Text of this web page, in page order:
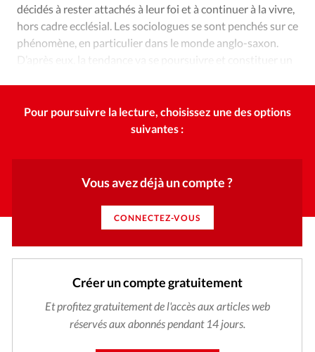
décidés à rester attachés à leur foi et à continuer à la vivre,
hors cadre ecclésial. Les sociologues se sont penchés sur ce
phénomène, en particulier dans le monde anglo-saxon.
D’après eux. la tendance va se poursuivre et constituer un
Pour poursuivre la lecture, choisissez une des options
suivantes :
Vous avez déjà un compte ?
CONNECTEZ-VOUS
Créer un compte gratuitement
Et profitez gratuitement de l'accès aux articles web
réservés aux abonnés pendant 14 jours.